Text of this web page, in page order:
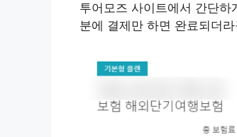
투어모즈 사이트에서 간단
분에 결제만 하면 완료되더